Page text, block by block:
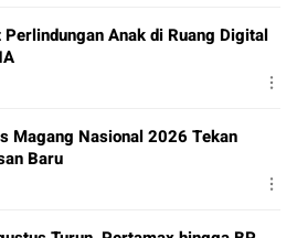
Anak di Ruang Digital
Magang Nasional 2026 Tekan
Baru